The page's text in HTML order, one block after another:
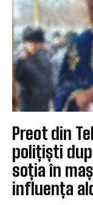
Preot din
polițiști
soția în
influența